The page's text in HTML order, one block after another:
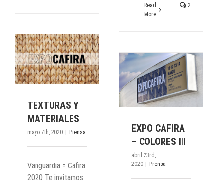
Read
More
2
TEXTURAS Y
MATERIALES
mayo 7th, 2020 Prensa
Vanguardia = Cafira
2020 Te invitamos
EXPO CAFIRA – COLORES
Prensa
EXPO CAFIRA
– COLORES III
abril 23rd,
2020
Prensa